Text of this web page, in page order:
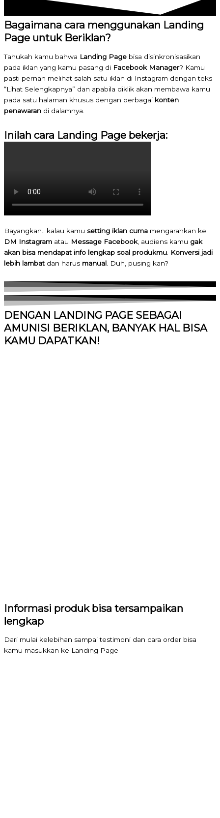
Bagaimana cara menggunakan Landing
Page untuk Beriklan?
Tahukah kamu bahwa Landing Page bisa disinkronisasikan
pada iklan yang kamu pasang di Facebook Manager? Kamu
pasti pernah melihat salah satu iklan di Instagram dengan teks
“Lihat Selengkapnya” dan apabila diklik akan membawa kamu
pada satu halaman khusus dengan berbagai konten
penawaran di dalamnya.
Inilah cara Landing Page bekerja:
Bayangkan.. kalau kamu setting iklan cuma mengarahkan ke
DM Instagram atau Message Facebook, audiens kamu gak
akan bisa mendapat info lengkap soal produkmu Konversi jadi
lebih lambat dan harus manual . Duh, pusing kan?
DENGAN LANDING PAGE SEBAGAI
AMUNISI BERIKLAN, BANYAK HAL BISA
KAMU DAPATKAN!
Informasi produk bisa tersampaikan
lengkap
Dari mulai kelebihan sampai testimoni dan cara order bisa
kamu masukkan ke Landing Page